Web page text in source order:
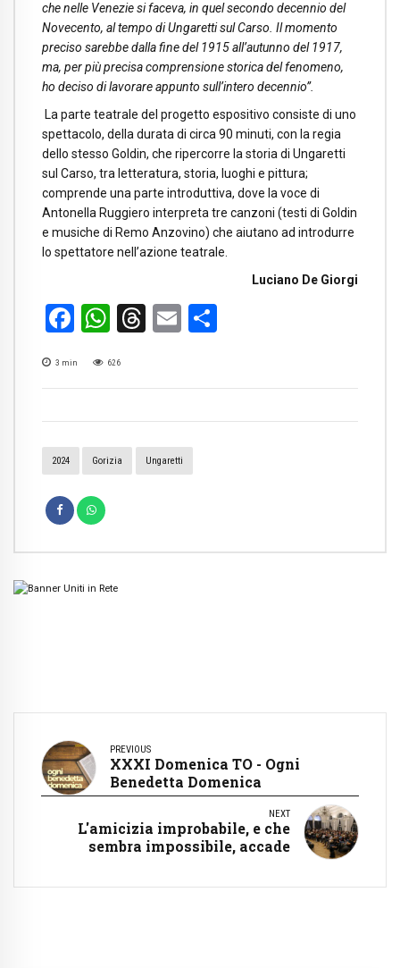
che nelle Venezie si faceva, in quel secondo decennio del
Novecento, al tempo di Ungaretti sul Carso. Il momento
preciso sarebbe dalla fine del 1915 all’autunno del 1917,
ma, per più precisa comprensione storica del fenomeno,
ho deciso di lavorare appunto sull’intero decennio”.
La parte teatrale del progetto espositivo consiste di uno
spettacolo, della durata di circa 90 minuti, con la regia
dello stesso Goldin, che ripercorre la storia di Ungaretti
sul Carso, tra letteratura, storia, luoghi e pittura;
comprende una parte introduttiva, dove la voce di
Antonella Ruggiero interpreta tre canzoni (testi di Goldin
e musiche di Remo Anzovino) che aiutano ad introdurre
lo spettatore nell’azione teatrale.
Luciano De Giorgi
Facebook
WhatsApp
Threads
Email
3 min 626
2024 Gorizia Ungaretti
PREVIOUS
XXXI Domenica TO - Ogni
Benedetta Domenica
NEXT
L'amicizia improbabile, e che
sembra impossibile, accade